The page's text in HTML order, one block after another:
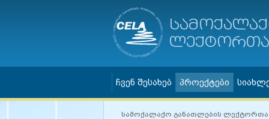
ლექტორთა
ჩვენ შესახებ პროექტები
სამოქალაქო განათლების ლექტორთა